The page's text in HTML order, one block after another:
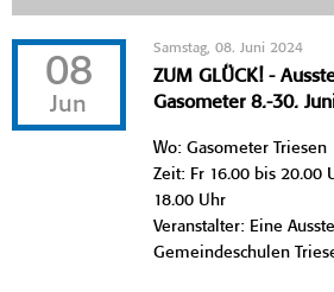
08
Jun
Samstag, 08. Juni 2024
ZUM GLÜCK! -
Gasometer 8.-30.
Wo: Gasometer Triesen
Zeit: Fr 16.00 bis 20.00
18.00 Uhr
Veranstalter: Eine
Gemeindeschulen